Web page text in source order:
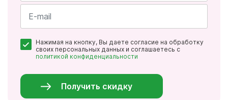
Имя
*
Нажимая на кнопку, Вы даете согласие на обработку
своих персональных данных и соглашаетесь с
политикой конфиденциальности
Получить скидку